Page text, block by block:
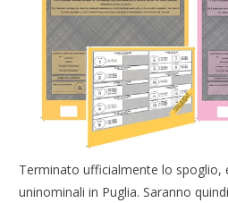
Terminato ufficialmente lo spoglio,
uninominali in Puglia. Saranno